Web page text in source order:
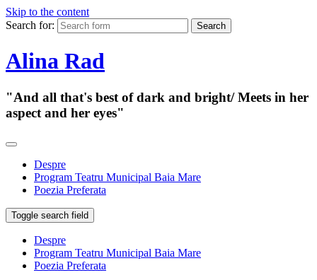
Skip to the content
Search for:
Alina Rad
"And all that's best of dark and bright/ Meets in her
aspect and her eyes"
Despre
Program Teatru Municipal Baia Mare
Poezia Preferata
Toggle search field
Despre
Program Teatru Municipal Baia Mare
Poezia Preferata